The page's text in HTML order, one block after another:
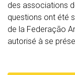
des associations
questions ont été
de la Federação
autorisé à se